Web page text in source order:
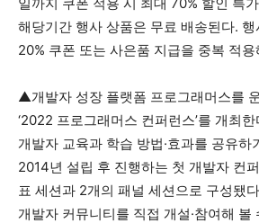
해당기간 행사 상품은 무료 배송된다.
20% 쿠폰 또는 사은품 지급을 중복 적
▲개발자 성장 플랫폼 프로그래머스를
‘2022 프로그래머스 컨퍼런스’를 개최
개발자 교육과 학습 방법·효과를 공유하
2014년 설립 후 진행하는 첫 개발자 컨
표 세션과 2개의 패널 세션으로 구성됐
개발자 커뮤니티를 직접 개설·참여해 볼